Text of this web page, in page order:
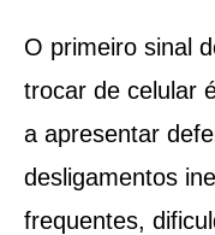
O primeiro sinal
trocar de celular
a apresentar
desligamentos
frequentes,